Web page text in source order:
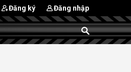
Đăng ký Đăng nhập